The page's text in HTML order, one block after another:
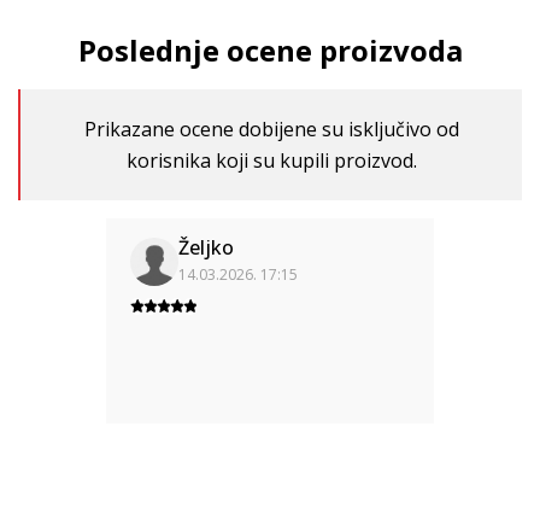
Poslednje ocene proizvoda
Prikazane ocene dobijene su isključivo od
korisnika koji su kupili proizvod.
Željko
14.03.2026. 17:15